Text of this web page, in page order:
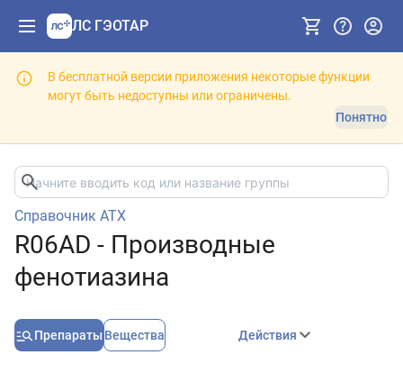
ЛС ГЭОТАР
В бесплатной версии приложения некоторые функции
могут быть недоступны или ограничены.
Понятно
Справочник АТХ
R06AD - Производные
фенотиазина
Препараты Вещества Действия